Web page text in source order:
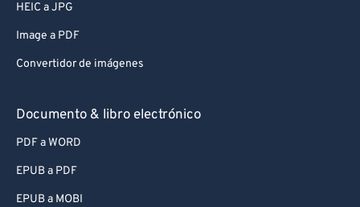
HEIC a JPG
Image a PDF
Convertidor de imágenes
Documento & libro electrónico
PDF a WORD
EPUB a PDF
EPUB a MOBI